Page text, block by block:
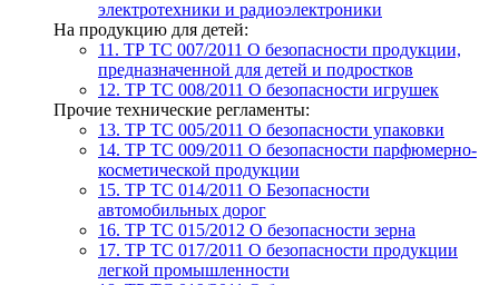
электротехники и радиоэлектроники
На продукцию для детей:
11. ТР ТС 007/2011 О безопасности продукции,
предназначенной для детей и подростков
12. ТР ТС 008/2011 О безопасности игрушек
Прочие технические регламенты:
13. ТР ТС 005/2011 О безопасности упаковки
14. ТР ТС 009/2011 О безопасности парфюмерно-
косметической продукции
15. ТР ТС 014/2011 О Безопасности
автомобильных дорог
16. ТР ТС 015/2012 О безопасности зерна
17. ТР ТС 017/2011 О безопасности продукции
легкой промышленности